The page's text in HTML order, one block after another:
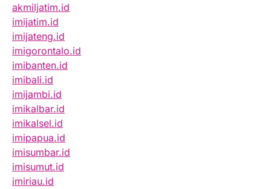
akmiljatim.id
imijatim.id
imijateng.id
imigorontalo.id
imibanten.id
imibali.id
imijambi.id
imikalbar.id
imikalsel.id
imipapua.id
imisumbar.id
imisumut.id
imiriau.id